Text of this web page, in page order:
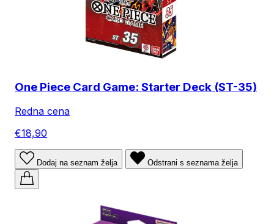
One Piece Card Game: Starter Deck (ST-35)
Redna cena
€18,90
Dodaj na seznam želja Odstrani s seznama želja